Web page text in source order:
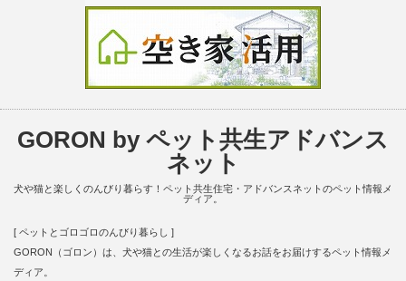
GORON by ペット共生アドバンス
ネット
犬や猫と楽しくのんびり暮らす！ペット共生住宅・アドバンスネットのペット情報メ
ディア。
[ ペットとゴロゴロのんびり暮らし ]
GORON（ゴロン）は、犬や猫との生活が楽しくなるお話をお届けするペット情報メ
ディア。